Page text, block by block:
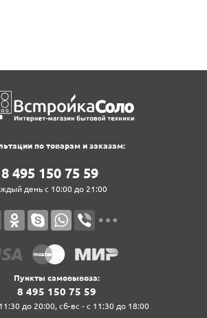
по товарам и заказам:
8‍ 4‍9‍5‍ 1‍5‍0‍ 7‍5‍ 5‍9‍
день с 10:00 до 21:00
Пункты самовывоза:
8‍ 4‍9‍5‍ 1‍5‍0‍ 7‍5‍ 5‍9‍
до 20:00, сб-вс - с 11:30 до 18:00